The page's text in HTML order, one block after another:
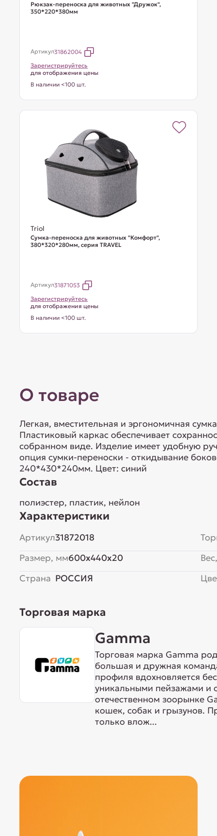
Рюкзак-переноска для животных "Дружок",
350*220*380мм
Артикул31862004
Зарегистрируйтесь
для отображения цены
В наличии <100 шт.
Triol
Сумка-переноска для животных "Комфорт",
380*320*280мм, серия TRAVEL
Артикул31871053
Зарегистрируйтесь
для отображения цены
В наличии <100 шт.
О товаре
Легкая, вместительная и эргономичная
Пластиковый каркас обеспечивает
собранном виде. Изделие имеет удобную
опция сумки-переноски - откидывание
240*430*240мм. Цвет: синий
Состав
полиэстер, пластик, нейлон
Характеристики
Артикул31872018
Размер, мм600x440x20
Страна РОССИЯ
Торговая марка
Gamma
Торговая марка Gamma
большая и дружная
профиля вдохновляется
уникальными пейзажами и
отечественном зоорынке
кошек, собак и грызунов.
только влож...